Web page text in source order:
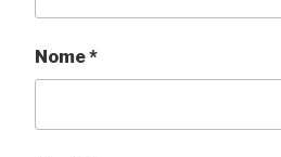
Nome*